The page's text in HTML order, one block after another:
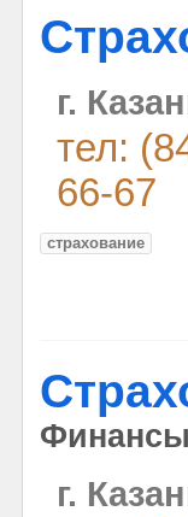
г.
тел:
66-67
страхование
Финансы
г.